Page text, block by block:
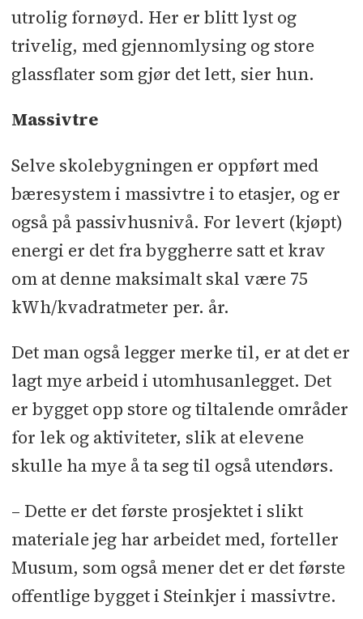
utrolig fornøyd. Her er blitt lyst og
trivelig, med gjennomlysing og store
glassflater som gjør det lett, sier hun.
Massivtre
Selve skolebygningen er oppført med
bæresystem i massivtre i to etasjer, og er
også på passivhusnivå. For levert (kjøpt)
energi er det fra byggherre satt et krav
om at denne maksimalt skal være 75
kWh/kvadratmeter per. år.
Det man også legger merke til, er at det er
lagt mye arbeid i utomhusanlegget. Det
er bygget opp store og tiltalende områder
for lek og aktiviteter, slik at elevene
skulle ha mye å ta seg til også utendørs.
– Dette er det første prosjektet i slikt
materiale jeg har arbeidet med, forteller
Musum, som også mener det er det første
offentlige bygget i Steinkjer i massivtre.